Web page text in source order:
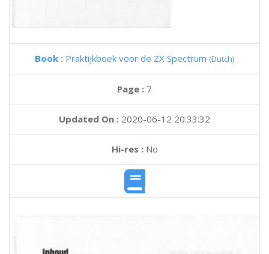
Book : Praktijkboek voor de ZX Spectrum (Dutch)
Page : 7
Updated On : 2020-06-12 20:33:32
Hi-res :No